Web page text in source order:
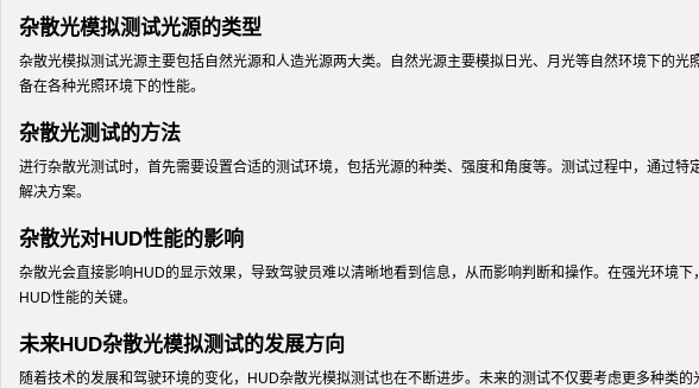
杂散光模拟测试光源的类型
杂散光模拟测试光源主要包括自然光源和人造光源两大类。自然光源主要模拟日光、月光等自然环境下的
备在各种光照环境下的性能。
杂散光测试的方法
进行杂散光测试时，首先需要设置合适的测试环境，包括光源的种类、强度和角度等。测试过程中，通过
解决方案。
杂散光对HUD性能的影响
杂散光会直接影响HUD的显示效果，导致驾驶员难以清晰地看到信息，从而影响判断和操作。在强光环境
HUD性能的关键。
未来HUD杂散光模拟测试的发展方向
随着技术的发展和驾驶环境的变化，HUD杂散光模拟测试也在不断进步。未来的测试不仅要考虑更多种类